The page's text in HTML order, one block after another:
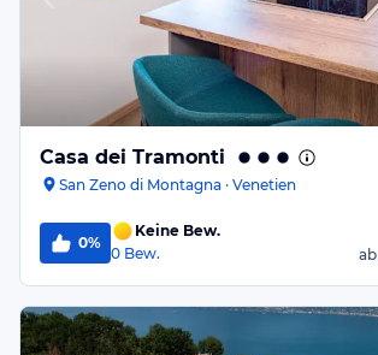
Casa dei Tramonti
San Zeno di Montagna · Venetien
0%
Keine Bew.
0 Bew. ab